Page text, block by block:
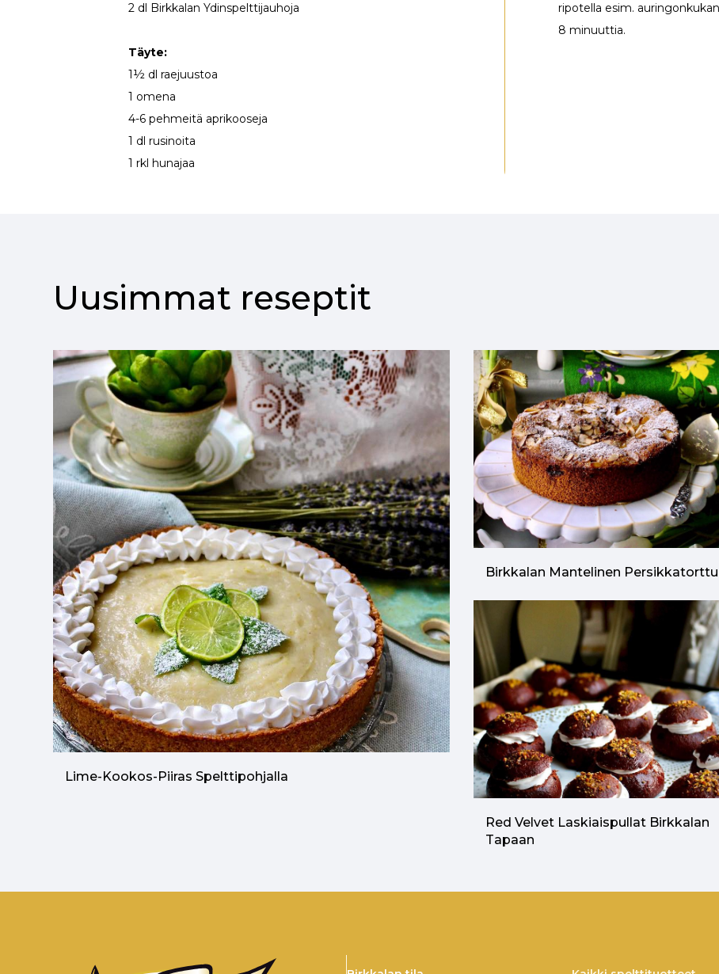
2 dl Birkkalan Ydinspelttijauhoja
Täyte:
1½ dl raejuustoa
1 omena
4-6 pehmeitä aprikooseja
1 dl rusinoita
1 rkl hunajaa
ripotella esim.
8 minuuttia.
Uusimmat reseptit
Lime-Kookos-Piiras Spelttipohjalla
Birkkalan Mantelinen Persikkatorttu
Red Velvet Laskiaispullat Birkkalan
Tapaan